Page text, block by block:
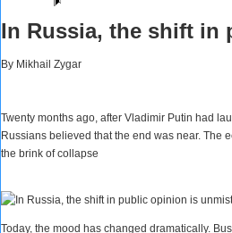
In Russia, the shift in
By Mikhail Zygar
Twenty months ago, after Vladimir Putin had
Russians believed that the end was near. The
the brink of collapse
Today, the mood has changed dramatically.